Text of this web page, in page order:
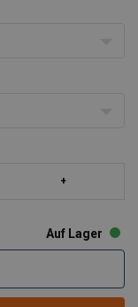
Auf Lager